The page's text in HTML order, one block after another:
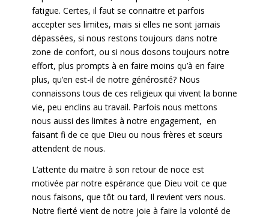
fatigue. Certes, il faut se connaitre et parfois
accepter ses limites, mais si elles ne sont jamais
dépassées, si nous restons toujours dans notre
zone de confort, ou si nous dosons toujours notre
effort, plus prompts à en faire moins qu’à en faire
plus, qu’en est-il de notre générosité? Nous
connaissons tous de ces religieux qui vivent la bonne
vie, peu enclins au travail. Parfois nous mettons
nous aussi des limites à notre engagement, en
faisant fi de ce que Dieu ou nous frères et sœurs
attendent de nous.
L’attente du maitre à son retour de noce est
motivée par notre espérance que Dieu voit ce que
nous faisons, que tôt ou tard, Il revient vers nous.
Notre fierté vient de notre joie à faire la volonté de